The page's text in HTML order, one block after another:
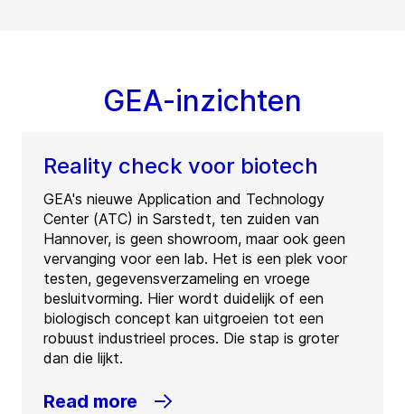
GEA-inzichten
Reality check voor biotech
GEA's nieuwe Application and Technology
Center (ATC) in Sarstedt, ten zuiden van
Hannover, is geen showroom, maar ook geen
vervanging voor een lab. Het is een plek voor
testen, gegevensverzameling en vroege
besluitvorming. Hier wordt duidelijk of een
biologisch concept kan uitgroeien tot een
robuust industrieel proces. Die stap is groter
dan die lijkt.
Read more